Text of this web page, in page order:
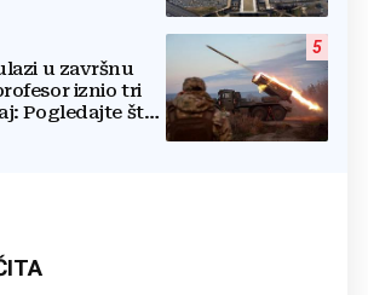
5
u završnu
iznio tri
Pogledajte što